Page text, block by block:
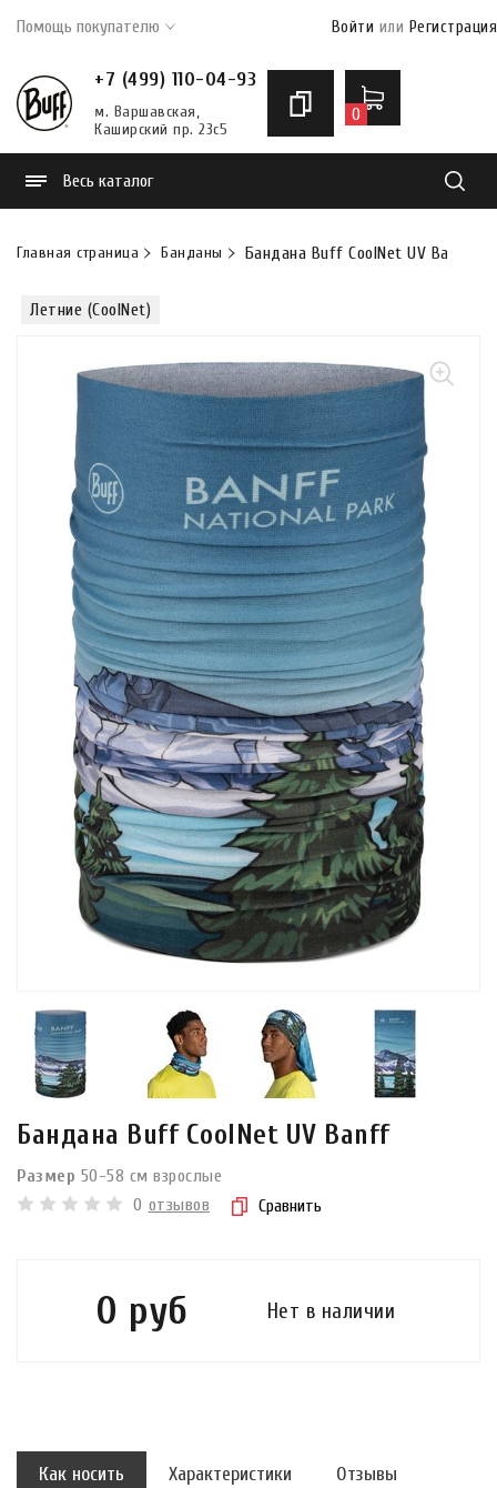
Помощь покупателю Войти или Регистрация
+7 (499) 110-04-93
м. Варшавская,
Каширский пр. 23с5
0
Весь каталог
Главная страница Банданы Бандана Buff CoolNet UV Banff
Летние (CoolNet)
Бандана Buff CoolNet UV Banff
Размер 50-58 см взрослые
0 отзывов Сравнить
0 руб Нет в наличии
Как носить Характеристики Отзывы